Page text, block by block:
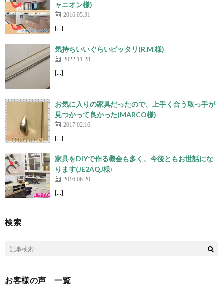
ャニオン様)
2016.05.31
[…]
気持ちいいぐらいピッタリ(R.M.様)
2022.11.28
[…]
お気に入りの家具だったので、上手く合う取っ手が
見つかって良かった(MARCO様)
2017.02.16
[…]
家具をDIYで作る機会も多く、今後ともお世話にな
ります(JE2AQJ様)
2016.06.20
[…]
検索
お客様の声 一覧